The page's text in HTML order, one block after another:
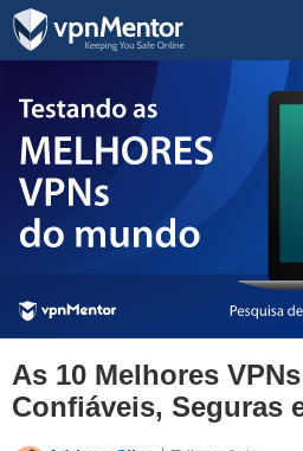
As 10 Melhores
Confiáveis, Seguras